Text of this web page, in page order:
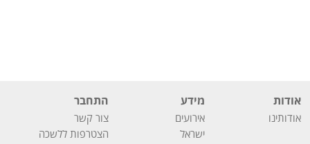
אודות
אודותינו
מידע
אירועים
ישראל
התחבר
צור קשר
הצטרפות ללשכה